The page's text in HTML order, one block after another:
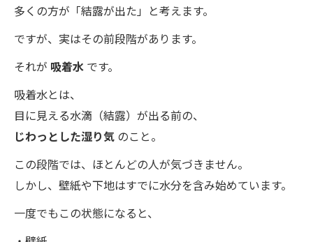
多くの方が「結露が出た」と考えます。
ですが、実はその前段階があります。
それが 吸着水 です。
吸着水とは、
目に見える水滴（結露）が出る前の、
じわっとした湿り気 のこと。
この段階では、ほとんどの人が気づきません。
しかし、壁紙や下地はすでに水分を含み始めています。
一度でもこの状態になると、